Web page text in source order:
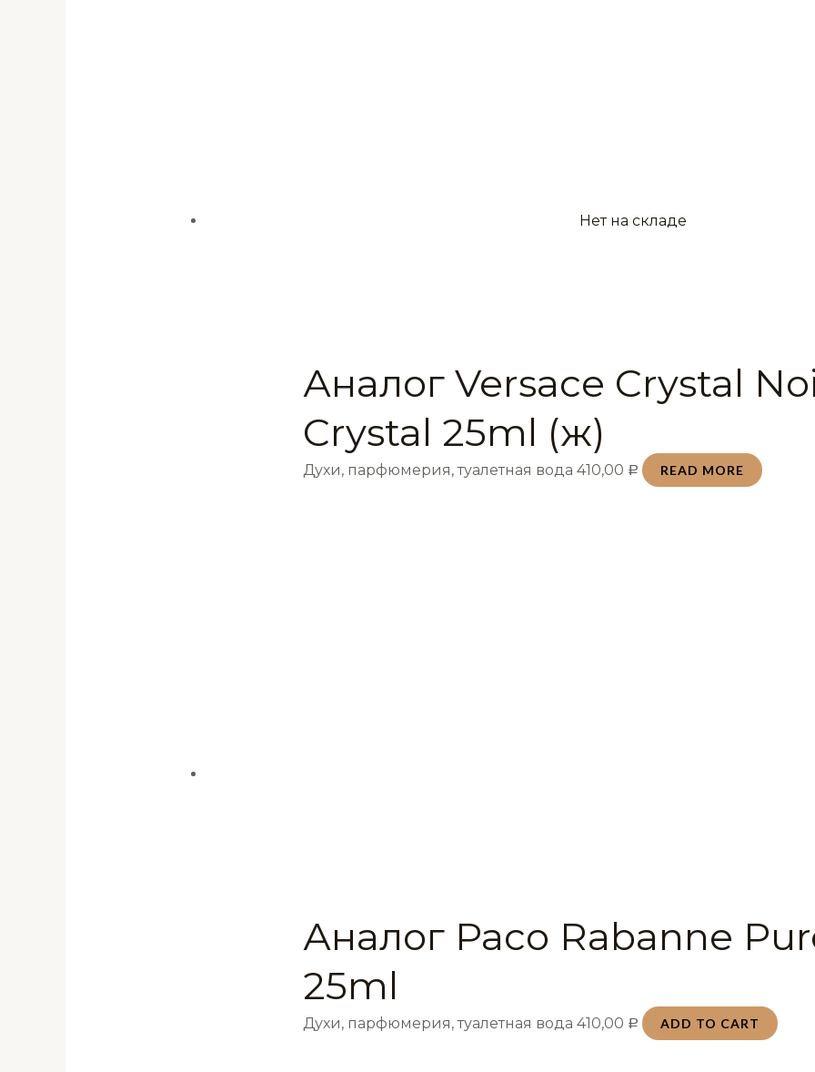
Нет на складе
Аналог Versace Crystal
Crystal 25ml (ж)
Духи, парфюмерия, туалетная вода410,00 Р READ MORE
Аналог Paco Rabanne
25ml
Духи, парфюмерия, туалетная вода410,00 Р ADD TO CART